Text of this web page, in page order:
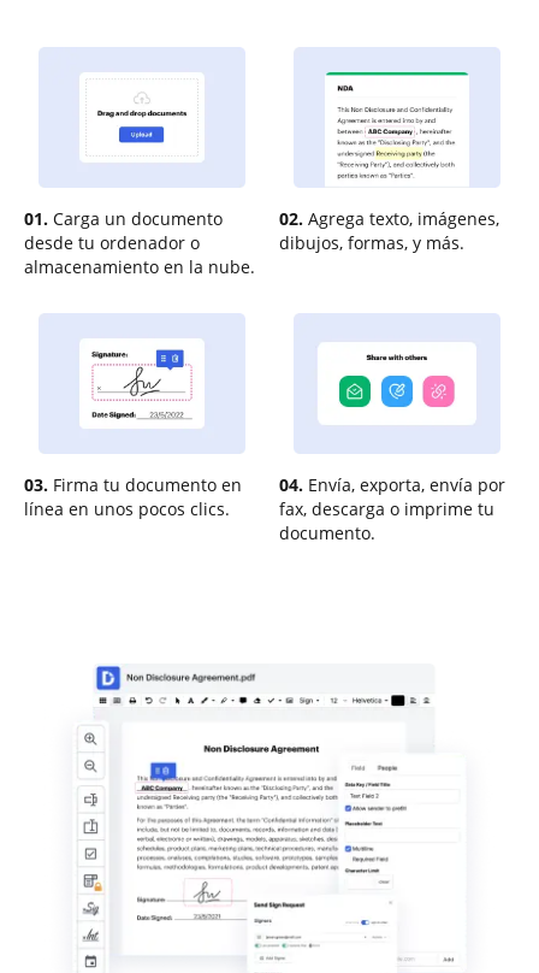
01. Carga un documento
desde tu ordenador o
almacenamiento en la nube.
02. Agrega texto, imágenes,
dibujos, formas, y más.
03. Firma tu documento en
línea en unos pocos clics.
04. Envía, exporta, envía por
fax, descarga o imprime tu
documento.